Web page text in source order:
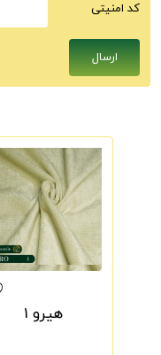
كد امنيتى
هیرو 1